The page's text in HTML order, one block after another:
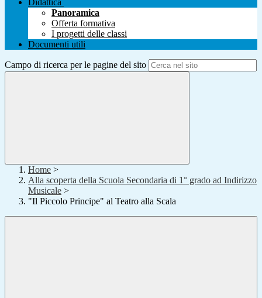
Didattica
Panoramica
Offerta formativa
I progetti delle classi
Documenti utili
Campo di ricerca per le pagine del sito
Home >
Alla scoperta della Scuola Secondaria di 1° grado ad Indirizzo
Musicale >
"Il Piccolo Principe" al Teatro alla Scala